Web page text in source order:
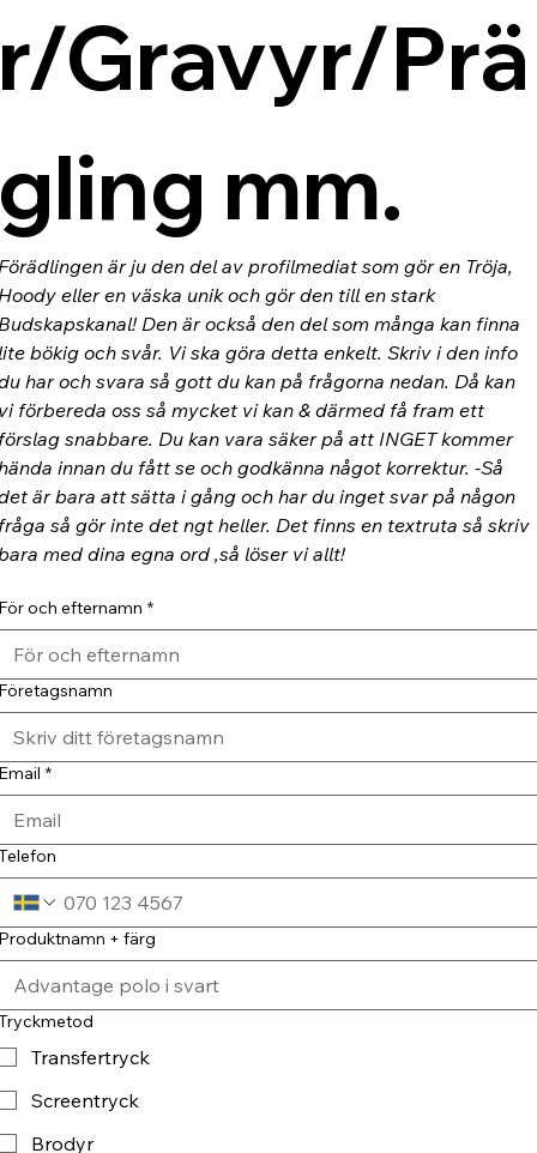
Gravyr/Prä
mm.
är ju den del av profilmediat som gör en Tröja,
eller en väska unik och gör den till en stark
Den är också den del som många kan finna
bökig och svår. Vi ska göra detta enkelt. Skriv i den info
har och svara så gott du kan på frågorna nedan. Då kan
förbereda oss så mycket vi kan & därmed få fram ett
snabbare. Du kan vara säker på att INGET kommer
innan du fått se och godkänna något korrektur. -Så
är bara att sätta i gång och har du inget svar på någon
så gör inte det ngt heller. Det finns en textruta så skriv
med dina egna ord ,så löser vi allt!
och efternamn *
*
+ färg
Transfertryck
Screentryck
Brodyr